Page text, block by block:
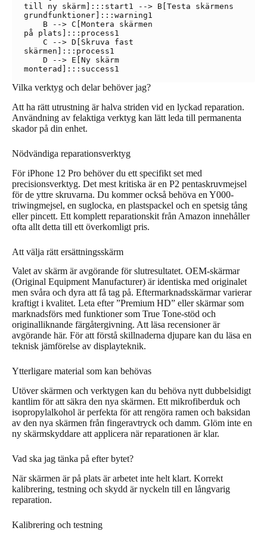
till ny skärm]:::start1 --> B[Testa skärmens
grundfunktioner]:::warning1
    B --> C[Montera skärmen
på plats]:::process1
    C --> D[Skruva fast
skärmen]:::process1
    D --> E[Ny skärm
Vilka verktyg och delar behöver jag?
Att ha rätt utrustning är halva striden vid en lyckad reparation.
Användning av felaktiga verktyg kan lätt leda till permanenta
skador på din enhet.
Nödvändiga reparationsverktyg
För iPhone 12 Pro behöver du ett specifikt set med
precisionsverktyg. Det mest kritiska är en P2 pentaskruvmejsel
för de yttre skruvarna. Du kommer också behöva en Y000-
triwingmejsel, en suglocka, en plastspackel och en spetsig tång
eller pincett. Ett komplett reparationskit från Amazon innehåller
ofta allt detta till ett överkomligt pris.
Att välja rätt ersättningsskärm
Valet av skärm är avgörande för slutresultatet. OEM-skärmar
(Original Equipment Manufacturer) är identiska med originalet
men svåra och dyra att få tag på. Eftermarknadsskärmar varierar
kraftigt i kvalitet. Leta efter ”Premium HD” eller skärmar som
marknadsförs med funktioner som True Tone-stöd och
originalliknande färgåtergivning. Att läsa recensioner är
avgörande här. För att förstå skillnaderna djupare kan du läsa en
teknisk jämförelse av displayteknik.
Ytterligare material som kan behövas
Utöver skärmen och verktygen kan du behöva nytt dubbelsidigt
kantlim för att säkra den nya skärmen. Ett mikrofiberduk och
isopropylalkohol är perfekta för att rengöra ramen och baksidan
av den nya skärmen från fingeravtryck och damm. Glöm inte en
ny skärmskyddare att applicera när reparationen är klar.
Vad ska jag tänka på efter bytet?
När skärmen är på plats är arbetet inte helt klart. Korrekt
kalibrering, testning och skydd är nyckeln till en långvarig
reparation.
Kalibrering och testning